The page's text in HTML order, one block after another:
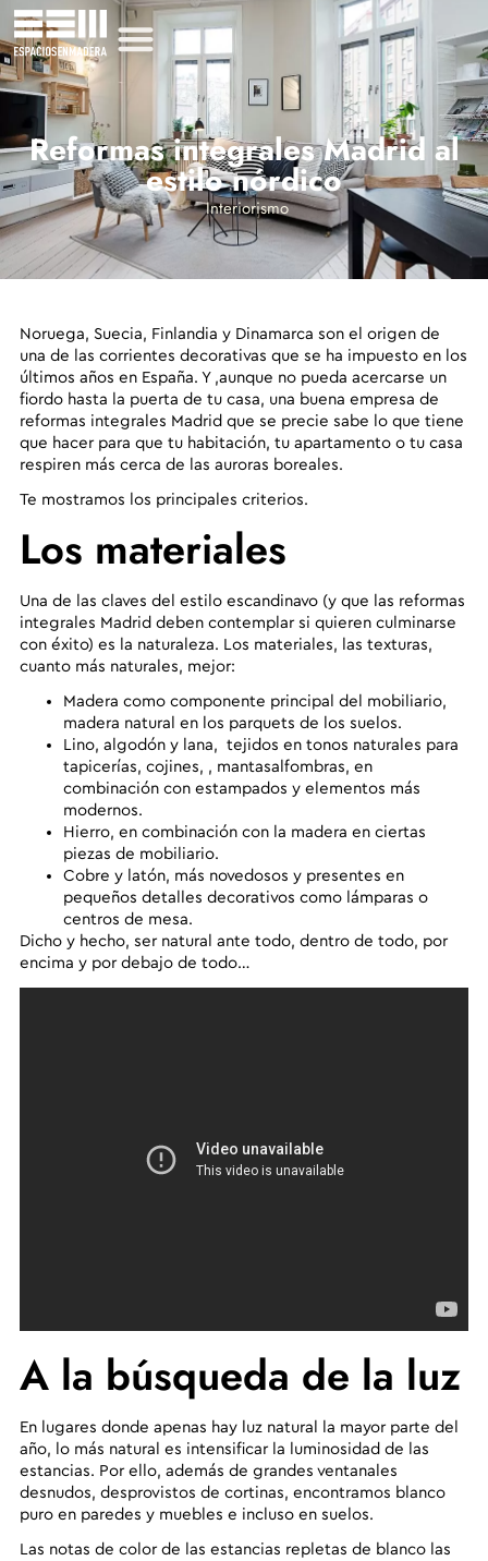
Reformas integrales Madrid al
estilo nórdico
Interiorismo
Noruega, Suecia, Finlandia y Dinamarca son el origen de
una de las corrientes decorativas que se ha impuesto en los
últimos años en España. Y ,aunque no pueda acercarse un
fiordo hasta la puerta de tu casa, una buena empresa de
reformas integrales Madrid que se precie sabe lo que tiene
que hacer para que tu habitación, tu apartamento o tu casa
respiren más cerca de las auroras boreales.
Te mostramos los principales criterios.
Los materiales
Una de las claves del estilo escandinavo (y que las reformas
integrales Madrid deben contemplar si quieren culminarse
con éxito) es la naturaleza. Los materiales, las texturas,
cuanto más naturales, mejor:
Madera como componente principal del mobiliario,
madera natural en los parquets de los suelos.
Lino, algodón y lana, tejidos en tonos naturales para
tapicerías, cojines, , mantasalfombras, en
combinación con estampados y elementos más
modernos.
Hierro, en combinación con la madera en ciertas
piezas de mobiliario.
Cobre y latón, más novedosos y presentes en
pequeños detalles decorativos como lámparas o
centros de mesa.
Dicho y hecho, ser natural ante todo, dentro de todo, por
encima y por debajo de todo…
A la búsqueda de la luz
En lugares donde apenas hay luz natural la mayor parte del
año, lo más natural es intensificar la luminosidad de las
estancias. Por ello, además de grandes ventanales
desnudos, desprovistos de cortinas, encontramos blanco
puro en paredes y muebles e incluso en suelos.
Las notas de color de las estancias repletas de blanco las